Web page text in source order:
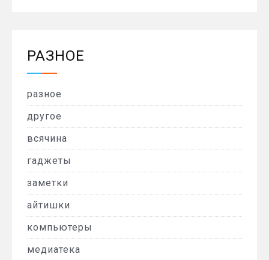
РАЗНОЕ
разное
другое
всячина
гаджеты
заметки
айтишки
компьютеры
медиатека